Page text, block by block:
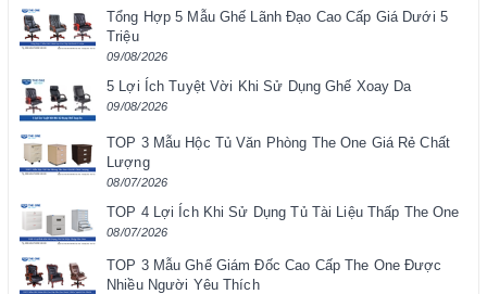
Tổng Hợp 5 Mẫu Ghế Lãnh Đạo Cao Cấp Giá Dưới 5
Triệu
09/08/2026
5 Lợi Ích Tuyệt Vời Khi Sử Dụng Ghế Xoay Da
09/08/2026
TOP 3 Mẫu Hộc Tủ Văn Phòng The One Giá Rẻ Chất
Lượng
08/07/2026
TOP 4 Lợi Ích Khi Sử Dụng Tủ Tài Liệu Thấp The One
08/07/2026
TOP 3 Mẫu Ghế Giám Đốc Cao Cấp The One Được
Nhiều Người Yêu Thích